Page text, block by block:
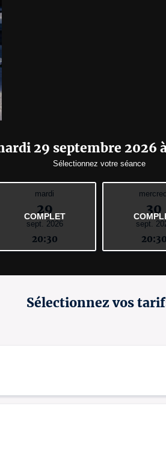
29 septembre 2026
Sélectionnez votre séance
mardi
29
sept. 2026
20:30
COMPLET 30
sept.
20:30
Sélectionnez vos